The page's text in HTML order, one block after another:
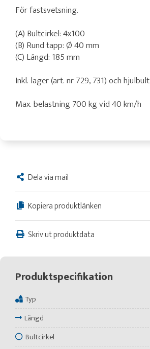
För fastsvetsning.
(A) Bultcirkel: 4x100
(B) Rund tapp: Ø 40 mm
(C) Längd: 185 mm
Inkl. lager (art. nr 729, 731) och hjulbult
Max. belastning 700 kg vid 40 km/h
Dela via mail
Kopiera produktlänken
Skriv ut produktdata
Produktspecifikation
Typ
Längd
Bultcirkel